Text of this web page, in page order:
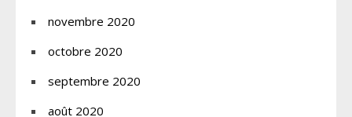
novembre 2020
octobre 2020
septembre 2020
août 2020